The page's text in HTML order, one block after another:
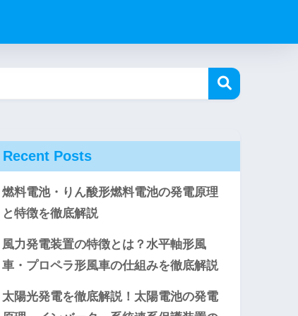
Recent Posts
燃料電池・りん酸形燃料電池の発電原理
と特徴を徹底解説
風力発電装置の特徴とは？水平軸形風
車・プロペラ形風車の仕組みを徹底解説
太陽光発電を徹底解説！太陽電池の発電